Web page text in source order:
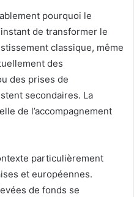
pourquoi le
de transformer le
classique, même
des
des prises de
secondaires. La
de l’accompagnement
particulièrement
et européennes.
de fonds se